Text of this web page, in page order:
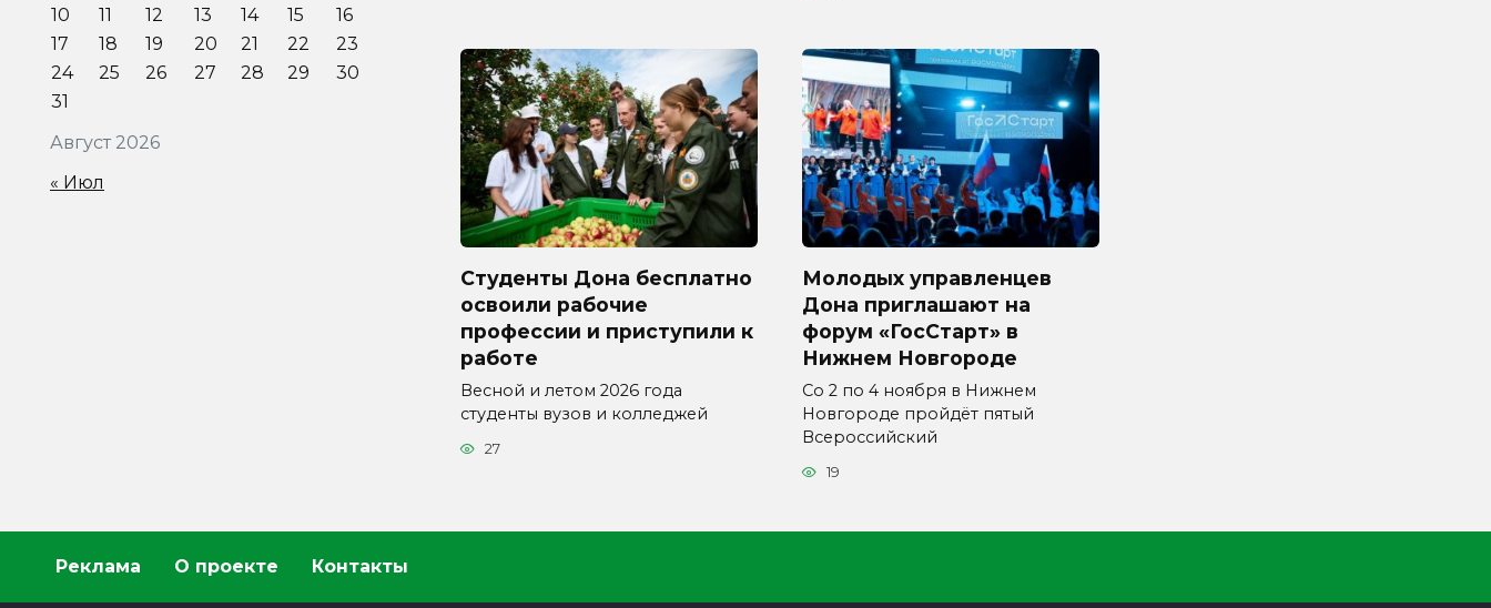
Студенты Дона бесплатно
освоили рабочие
профессии и приступили к
работе
Весной и летом 2026 года
студенты вузов и колледжей
27
Молодых управленцев
Дона приглашают на
форум «ГосСтарт» в
Нижнем Новгороде
Со 2 по 4 ноября в Нижнем
Новгороде пройдёт пятый
Всероссийский
19
Август 2026
10
11 12 13 14 15
16
17
18 19 20 21 22
23
24
25 26 27 28 29
30
31
« Июл
Реклама О проекте Контакты